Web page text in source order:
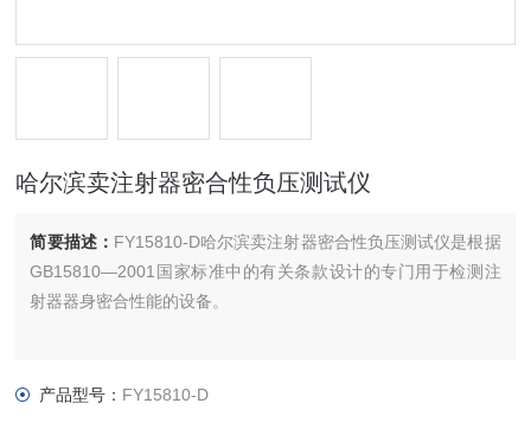
哈尔滨卖注射器密合性负压测试仪
简要描述： FY15810-D哈尔滨卖注射器密合性负压测试仪是根据
GB15810—2001国家标准中的有关条款设计的专门用于检测注
射器器身密合性能的设备。
产品型号： FY15810-D